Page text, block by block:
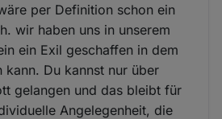
per Definition schon ein
wir haben uns in unserem
ein Exil geschaffen in dem
kann. Du kannst nur über
gelangen und das bleibt für
Angelegenheit, die